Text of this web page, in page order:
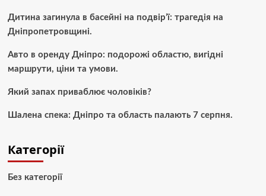
Дитина загинула в басейні на подвір’ї: трагедія на
Дніпропетровщині.
Авто в оренду Дніпро: подорожі областю, вигідні
маршрути, ціни та умови.
Який запах приваблює чоловіків?
Шалена спека: Дніпро та область палають 7 серпня.
Категорії
Без категорії